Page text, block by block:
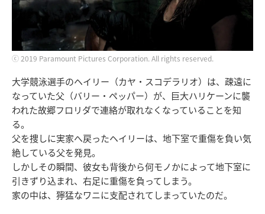
ⓒ 2019 Paramount Pictures Corporation. All rights reserved.
大学競泳選手のヘイリー（カヤ・スコデラリオ）は、疎遠に
なっていた父（バリー・ペッパー）が、巨大ハリケーンに襲
われた故郷フロリダで連絡が取れなくなっていることを知
る。
父を捜しに実家へ戻ったヘイリーは、地下室で重傷を負い気
絶している父を発見。
しかしその瞬間、彼女も背後から何モノかによって地下室に
引きずり込まれ、右足に重傷を負ってしまう。
家の中は、獰猛なワニに支配されてしまっていたのだ。